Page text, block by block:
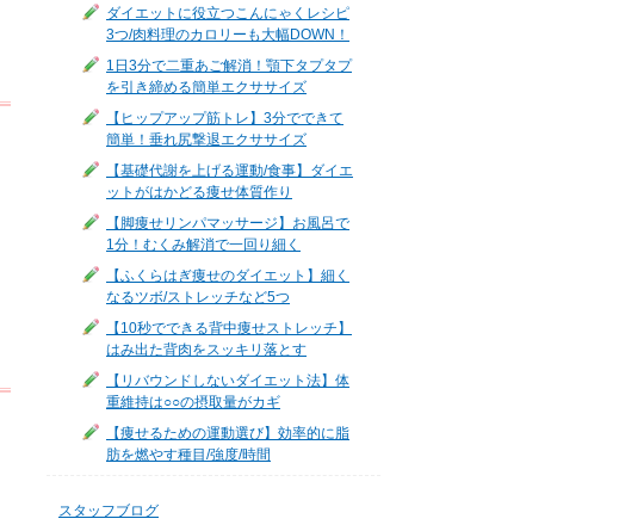
ダイエットに役立つこんにゃくレシピ
3つ/肉料理のカロリーも大幅DOWN！
1日3分で二重あご解消！顎下タプタプ
を引き締める簡単エクササイズ
【ヒップアップ筋トレ】3分でできて
簡単！垂れ尻撃退エクササイズ
【基礎代謝を上げる運動/食事】ダイエ
ットがはかどる痩せ体質作り
【脚痩せリンパマッサージ】お風呂で
1分！むくみ解消で一回り細く
【ふくらはぎ痩せのダイエット】細く
なるツボ/ストレッチなど5つ
【10秒でできる背中痩せストレッチ】
はみ出た背肉をスッキリ落とす
【リバウンドしないダイエット法】体
重維持は○○の摂取量がカギ
【痩せるための運動選び】効率的に脂
肪を燃やす種目/強度/時間
スタッフブログ